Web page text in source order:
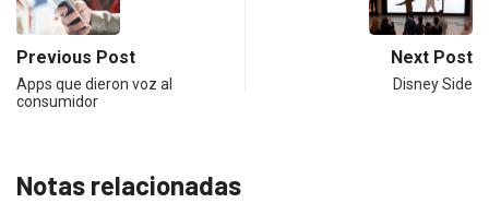
Previous Post
Apps que dieron voz al
consumidor
Next Post
Disney Side
Notas relacionadas